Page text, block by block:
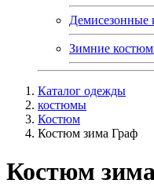
Демисезонные
Зимние
Каталог одежды
костюмы
Костюм
Костюм зима Граф
Костюм